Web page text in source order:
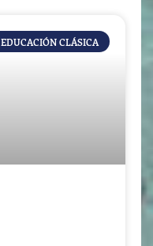
EDUCACIÓN CLÁSICA